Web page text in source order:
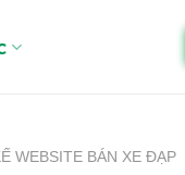
WEBSITE BÁN XE ĐẠP